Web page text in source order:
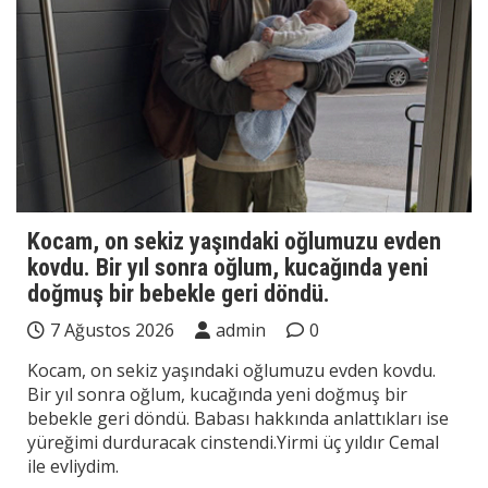
Kocam, on sekiz yaşındaki oğlumuzu evden
kovdu. Bir yıl sonra oğlum, kucağında yeni
doğmuş bir bebekle geri döndü.
7 Ağustos 2026 admin
0
Kocam, on sekiz yaşındaki oğlumuzu evden kovdu.
Bir yıl sonra oğlum, kucağında yeni doğmuş bir
bebekle geri döndü. Babası hakkında anlattıkları ise
yüreğimi durduracak cinstendi.Yirmi üç yıldır Cemal
ile evliydim.